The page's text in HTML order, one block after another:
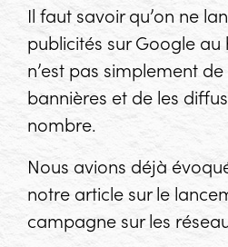
Il faut savoir qu’on ne
publicités sur Google au
n’est pas simplement
bannières et de les
nombre.
Nous avions déjà
notre article sur le
campagne sur les